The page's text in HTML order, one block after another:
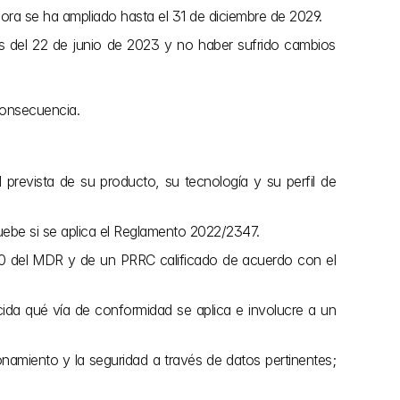
se ha ampliado hasta el 31 de diciembre de 2029.
del 22 de junio de 2023 y no haber sufrido cambios
de su producto, su tecnología y su perfil de
si se aplica el Reglamento 2022/2347.
del MDR y de un PRRC calificado de acuerdo con el
qué vía de conformidad se aplica e involucre a un
y la seguridad a través de datos pertinentes;